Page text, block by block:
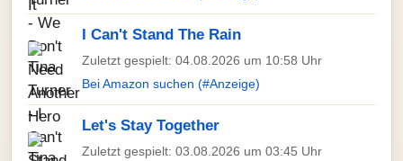
I Can't Stand The Rain
Zuletzt gespielt: 04.08.2026 um 10:58 Uhr
Bei Amazon suchen (#Anzeige)
Let's Stay Together
Zuletzt gespielt: 03.08.2026 um 03:45 Uhr